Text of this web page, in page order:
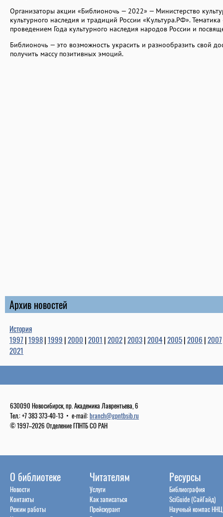
Организаторы акции «Библионочь — 2022» — Министерство
культурного наследия и традиций России «Культура.РФ».
проведением Года культурного наследия народов России и
Библионочь — это возможность украсить и разнообразить свой
получить массу позитивных эмоций.
Архив новостей
История
1997|1998|1999 |2000 |2001 |2002|2003|2004|2005|2006 |2007
2021
630090 Новосибирск, пр. Академика Лаврентьева, 6
Тел.: +7 383 373-40-13 • e-mail:branch@gpntbsib.ru
© 1997–2026 Отделение ГПНТБ СО РАН
О библиотеке
Новости
Контакты
Режим работы
Читателям
Услуги
Как записаться
Прейскурант
Ресурсы
Библиография
SciGuide (СайГайд)
Научный компас ННЦ